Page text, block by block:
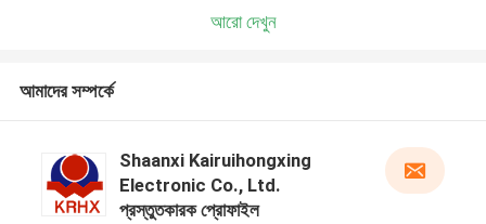
আরো দেখুন
আমাদের সম্পর্কে
Shaanxi Kairuihongxing
Electronic Co., Ltd.
প্রস্তুতকারক প্রোফাইল